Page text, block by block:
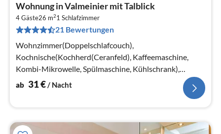
Wohnung in Valmeinier mit Talblick
4 Gäste26 m21 Schlafzimmer
21 Bewertungen
Wohnzimmer(Doppelschlafcouch),
Kochnische(Kochherd(Ceranfeld), Kaffeemaschine,
Kombi-Mikrowelle, Spülmaschine, Kühlschrank),
Schlafzimmer(Doppelbett oder 2 Einzelbetten)
ab 31€/ Nacht